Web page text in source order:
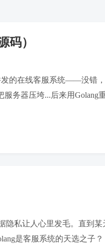
码）
发的在线客服系统——没错
务器压垮...后来用Golang
隐私让人心里发毛。直到
是客服系统的天选之子？